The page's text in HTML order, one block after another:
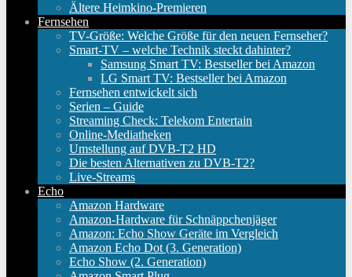
Ältere Heimkino-Premieren
Fernsehen
TV-Größe: Welche Größe für den neuen Fernseher?
Smart-TV – welche Technik steckt dahinter?
Samsung Smart TV: Bestseller bei Amazon
LG Smart TV: Bestseller bei Amazon
Fernsehen entwickelt sich
Serien – Guide
Streaming Check: Telekom Entertain
Online-Mediatheken
Umstellung auf DVB-T2 HD
Die besten Alternativen zu DVB-T2?
Live-Streams
Echo
Amazon Hardware
Amazon-Hardware für Schnäppchenjäger
Amazon: Echo Show Geräte im Vergleich
Amazon Echo Dot (3. Generation)
Echo Show (2. Generation)